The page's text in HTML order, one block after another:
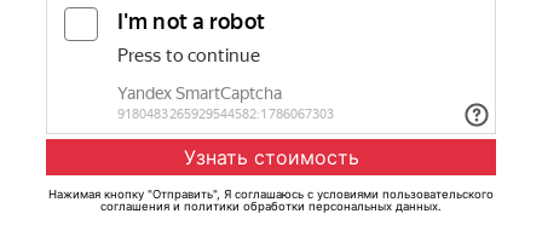
Нажимая кнопку "Отправить", Я соглашаюсь с условиями пользовательского
соглашения и политики обработки персональных данных